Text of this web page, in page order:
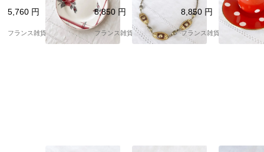
ン・サルグミンヌ窯
（Digoin Sarreguemin
es ）ピンク色の薔薇と
グレーのチェック柄 | 1
5,760 円
フランス雑貨chouchou
オレナ・パリ（OREN
A PARIS ）ブラウン×
ゴールドカラー シック
でエレガント |1900年
8,850 円
フランス雑貨chouchou
サー | ディゴワン・サ
ルグミンヌ窯 鮮やかな
朱赤 レトロな水玉模様
| 1920年頃 3
8,850 円
フランス雑貨chouchou